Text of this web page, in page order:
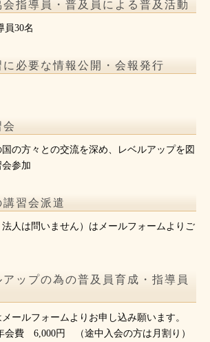
指導員・普及員による普及活動
30名
必要な情報公開・会報発行
の方々との交流を深め、レベルアップを図
参加
習会派遣
人は問いません）はメールフォームよりご
ップの為の普及員育成・指導員
ールフォームよりお申し込み願います。
費 6,000円 （途中入会の方は月割り）